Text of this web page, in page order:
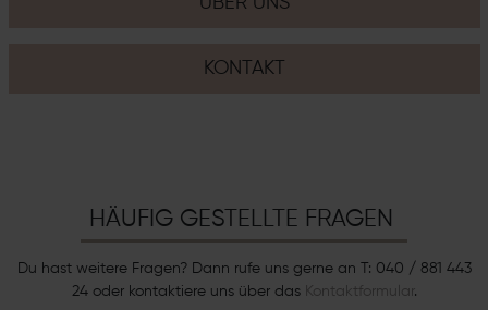
KONTAKT
HÄUFIG GESTELLTE FRAGEN
Du hast weitere Fragen? Dann rufe uns gerne an T: 040 / 881 443
24 oder kontaktiere uns über das
Kontaktformular.